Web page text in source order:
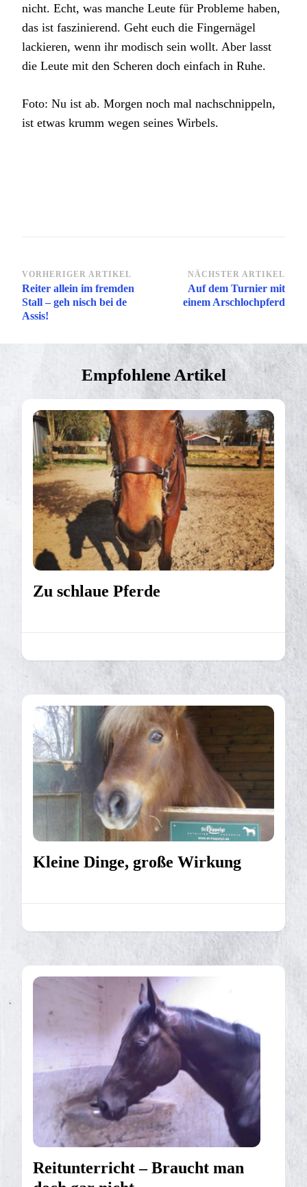
nicht. Echt, was manche Leute für Probleme haben,
das ist faszinierend. Geht euch die Fingernägel
lackieren, wenn ihr modisch sein wollt. Aber lasst
die Leute mit den Scheren doch einfach in Ruhe.
Foto: Nu ist ab. Morgen noch mal nachschnippeln,
ist etwas krumm wegen seines Wirbels.
Beitragsnavigation
VORHERIGER ARTIKEL
Reiter allein im fremden
Stall – geh nisch bei de
Assis!
NÄCHSTER ARTIKEL
Auf dem Turnier mit
einem Arschlochpferd
Empfohlene Artikel
Zu schlaue Pferde
Kleine Dinge, große Wirkung
Reitunterricht – Braucht man